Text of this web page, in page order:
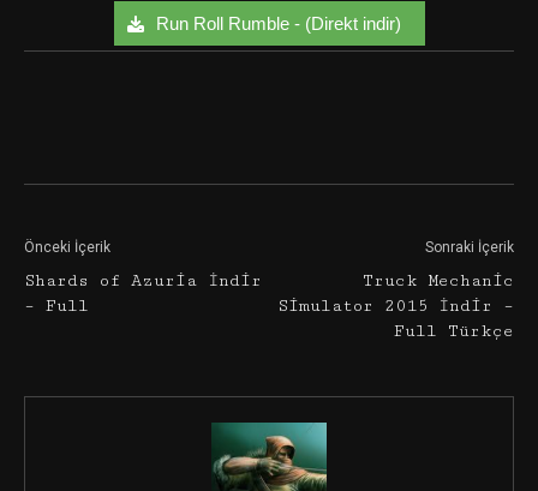
Run Roll Rumble - (Direkt indir)
Önceki İçerik
Shards of Azuria İndir
– Full
Sonraki İçerik
Truck Mechanic
Simulator 2015 İndir –
Full Türkçe